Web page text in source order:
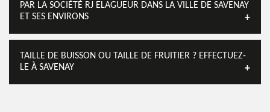
PAR LA SOCIÉTÉ RJ ELAGUEUR DANS LA VILLE DE SAVENAY
ET SES ENVIRONS
TAILLE DE BUISSON OU TAILLE DE FRUITIER ? EFFECTUEZ-
LE À SAVENAY